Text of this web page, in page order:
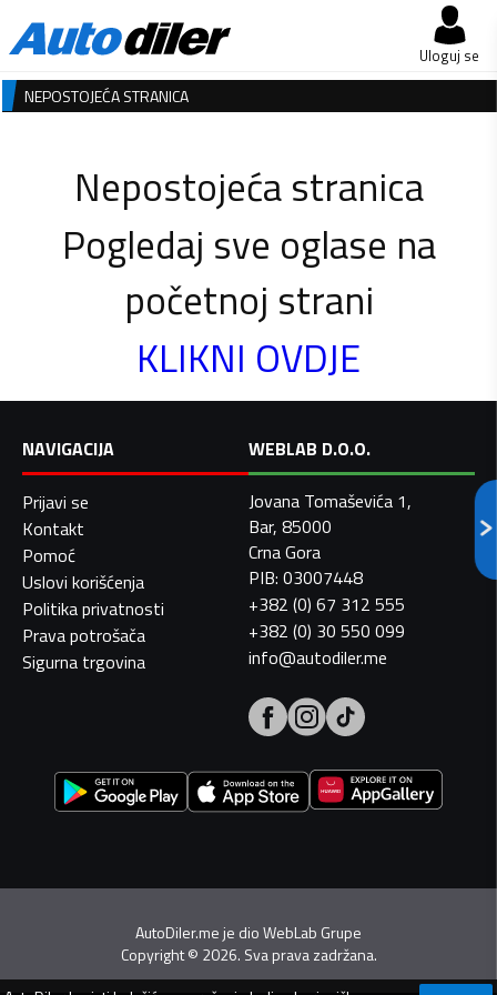
Uloguj se
NEPOSTOJEĆA STRANICA
Nepostojeća stranica
Pogledaj sve oglase na
početnoj strani
KLIKNI OVDJE
NAVIGACIJA
Prijavi se
Kontakt
Pomoć
Uslovi korišćenja
Politika privatnosti
Prava potrošača
Sigurna trgovina
WEBLAB D.O.O.
Jovana Tomaševića 1,
Bar, 85000
Crna Gora
PIB: 03007448
+382 (0) 67 312 555
+382 (0) 30 550 099
info@autodiler.me
AutoDiler.me je dioWebLab Grupe
Copyright© 2026. Sva prava zadržana.